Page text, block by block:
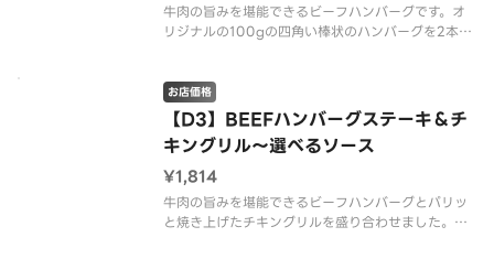
牛肉の旨みを堪能できるビーフハンバーグです。オ
リジナルの100gの四角い棒状のハンバーグを2本を
値となります※配達は配達代行業者が行っておりま
す。※アレルギーが変更にな
【D3】BEEFハンバーグステーキ＆チ
キングリル～選べるソース
お店価格
¥1,814
牛肉の旨みを堪能できるビーフハンバーグとパリッ
と焼き上げたチキングリルを盛り合わせました。お